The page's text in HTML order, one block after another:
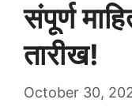
संपूर्ण
तारीख!
October 30,